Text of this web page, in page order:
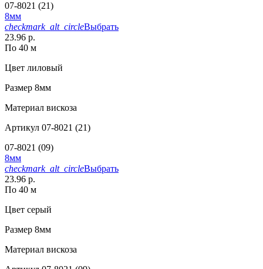
07-8021 (21)
8мм
checkmark_alt_circleВыбрать
23.96 р.
По 40 м
Цвет лиловый
Размер 8мм
Материал вискоза
Артикул 07-8021 (21)
07-8021 (09)
8мм
checkmark_alt_circleВыбрать
23.96 р.
По 40 м
Цвет серый
Размер 8мм
Материал вискоза